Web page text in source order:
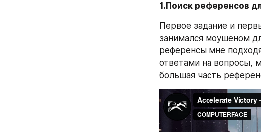
1.Поиск референсов
Первое задание и
занимался моушеном
референсы мне
ответами на вопросы,
большая часть